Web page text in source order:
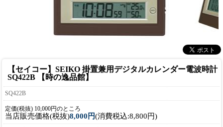
【セイコー】SEIKO 掛置兼用デジタルカレンダー電波時計
SQ422B 【時の逸品館】
SQ422B
定価(税抜) 10,000円のところ
当店販売価格(税抜)8,000円(消費税込:8,800円)